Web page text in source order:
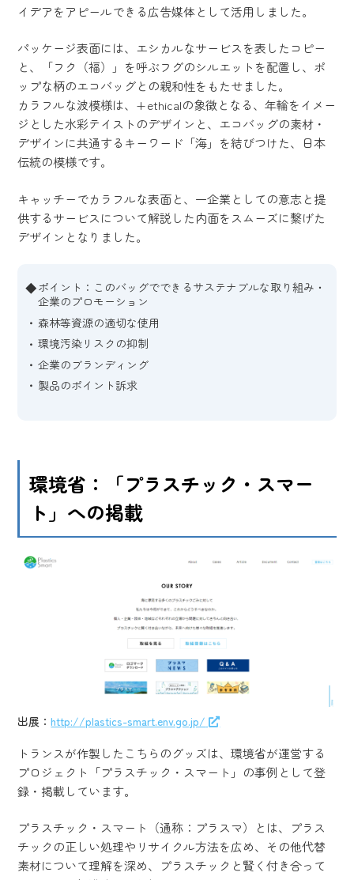
イデアをアピールできる広告媒体として活用しました。
パッケージ表面には、エシカルなサービスを表したコピー
と、「フク（福）」を呼ぶフグのシルエットを配置し、ポ
ップな柄のエコバッグとの親和性をもたせました。
カラフルな波模様は、+ethicalの象徴となる、年輪をイメー
ジとした水彩テイストのデザインと、エコバッグの素材・
デザインに共通するキーワード「海」を結びつけた、日本
伝統の模様です。
キャッチーでカラフルな表面と、一企業としての意志と提
供するサービスについて解説した内面をスムーズに繋げた
デザインとなりました。
ポイント：このバッグでできるサステナブルな取り組み・
企業のプロモーション
森林等資源の適切な使用
環境汚染リスクの抑制
企業のブランディング
製品のポイント訴求
環境省：「プラスチック・スマー
ト」への掲載
出展：http://plastics-smart.env.go.jp/
トランスが作製したこちらのグッズは、環境省が運営する
プロジェクト「プラスチック・スマート」の事例として登
録・掲載しています。
プラスチック・スマート（通称：プラスマ）とは、プラス
チックの正しい処理やリサイクル方法を広め、その他代替
素材について理解を深め、プラスチックと賢く付き合って